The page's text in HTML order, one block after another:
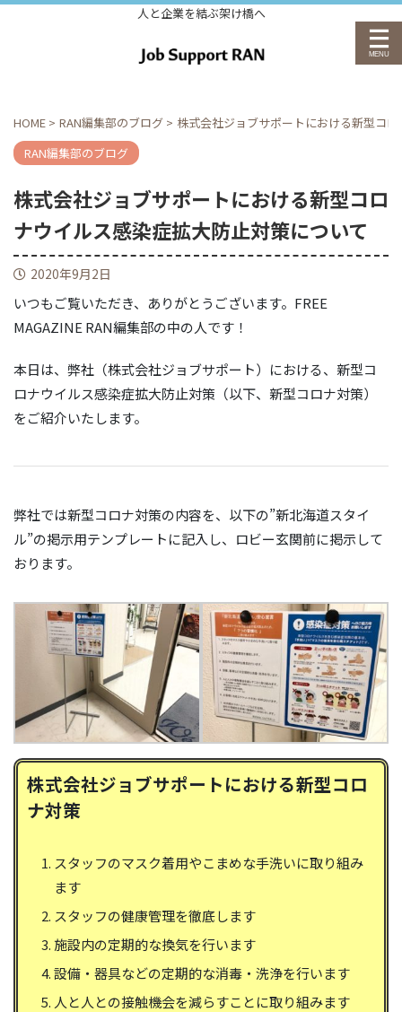
人と企業を結ぶ架け橋へ
HOME > RAN編集部のブログ > 株式会社ジョブサポートにおける新型コ
RAN編集部のブログ
株式会社ジョブサポートにおける新型コロ
ナウイルス感染症拡大防止対策について
2020年9月2日
いつもご覧いただき、ありがとうございます。FREE
MAGAZINE RAN編集部の中の人です！
本日は、弊社（株式会社ジョブサポート）における、新型コ
ロナウイルス感染症拡大防止対策（以下、新型コロナ対策）
をご紹介いたします。
弊社では新型コロナ対策の内容を、以下の”新北海道スタイ
ル”の掲示用テンプレートに記入し、ロビー玄関前に掲示して
おります。
株式会社ジョブサポートにおける新型コロ
ナ対策
スタッフのマスク着用やこまめな手洗いに取り組み
ます
スタッフの健康管理を徹底します
施設内の定期的な換気を行います
設備・器具などの定期的な消毒・洗浄を行います
人と人との接触機会を減らすことに取り組みます